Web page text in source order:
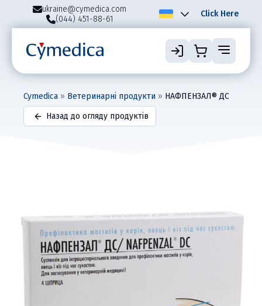
ukraine@cymedica.com
(044) 451-88-61
Click Here
Cymedica » Ветеринарні продукти » НАФПЕНЗАЛ® ДС
Назад до огляду продуктів